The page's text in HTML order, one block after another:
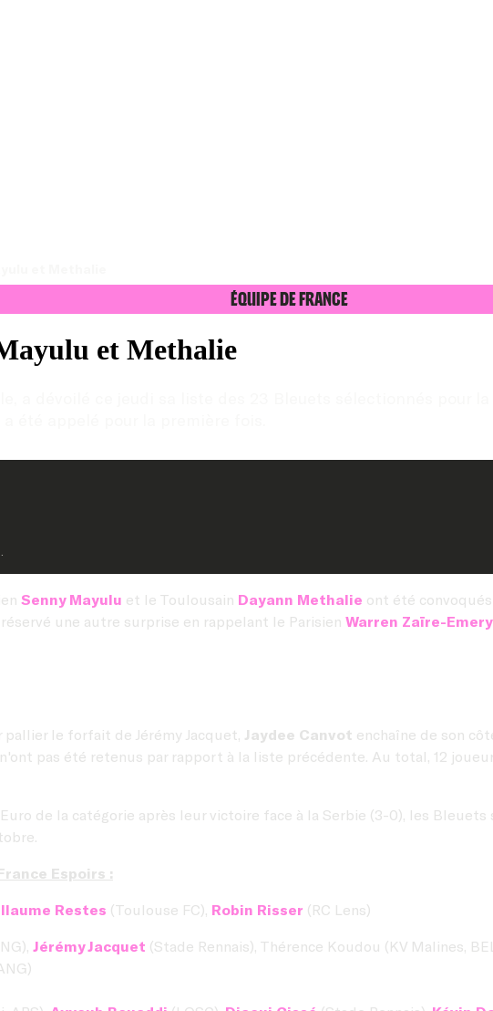
Équipe de France
et Methalie
Senny Mayulu et le Toulousain Dayann Methalie ont été
une autre surprise en rappelant le Parisien Warren Zaïre-Emery
le forfait de Jérémy Jacquet, Jaydee Canvot enchaîne de son
pas été retenus par rapport à la liste précédente. Au total, 12
de la catégorie après leur victoire face à la Serbie (3-0), les
Espoirs :
Restes (Toulouse FC), Robin Risser (RC Lens)
Jérémy Jacquet (Stade Rennais), Thérence Koudou (KV Malines,